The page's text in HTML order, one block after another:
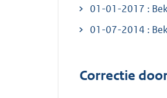
01-01-2017 :
01-07-2014 :
Correctie